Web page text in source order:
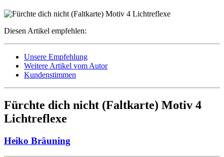
Diesen Artikel empfehlen:
Unsere Empfehlung
Weitere Artikel vom Autor
Kundenstimmen
Fürchte dich nicht (Faltkarte) Motiv 4
Lichtreflexe
Heiko Bräuning